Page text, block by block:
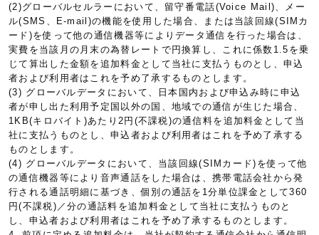
(2)グローバルセルラーにおいて、留守番電話(Voice Mail)、メー
ル(SMS、E-mail)の機能を使用した場合、または当該回線(SIMカ
ード)を使って他の通信機器等によりデータ通信を行った場合は、
実費を当該月の月末の為替レートで円換算し、これに係数1.5を乗
じて算出した金額を追加料金として当社に支払うものとし、申込
者および利用者はこれを予め了承するものとします。
(3) グローバルデータにおいて、日本国内および申込み時に申込
者が申し出た利用予定国以外の国、地域での通信が生じた場合、
1KB(キロバイト)あたり2円(不課税)の通信料を追加料金として当
社に支払うものとし、申込者および利用者はこれを予め了承する
ものとします。
(4) グローバルデータにおいて、当該回線(SIMカード)を使って他
の通信機器等により音声通話をした場合は、携帯電話会社から発
行される通話明細に基づき、個別の通話を1分単位課金として360
円(不課税)／分の通話料を追加料金として当社に支払うものと
し、申込者および利用者はこれを予め了承するものとします。